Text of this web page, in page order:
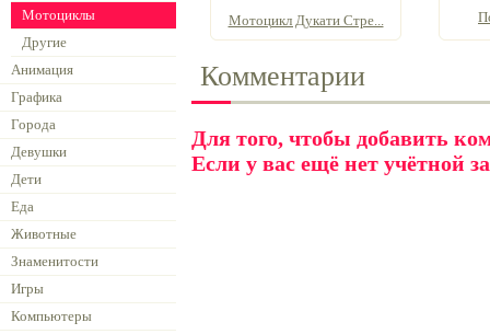
Мотоциклы
Другие
Анимация
Графика
Города
Девушки
Дети
Еда
Животные
Знаменитости
Игры
Компьютеры
Мотоцикл Дукати Стре...
Комментарии
Для того, чтобы добавить
Если у вас ещё нет учётной